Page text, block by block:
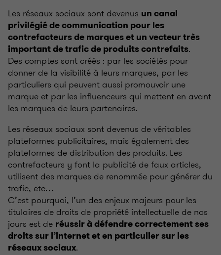
Les réseaux sociaux sont devenus un canal
privilégié de communication pour les
contrefacteurs de marques et un vecteur très
important de trafic de produits contrefaits.
Des comptes sont créés : par les sociétés pour
donner de la visibilité à leurs marques, par les
particuliers qui peuvent aussi promouvoir une
marque et par les influenceurs qui mettent en avant
les marques de leurs partenaires.
Les réseaux sociaux sont devenus de véritables
plateformes publicitaires, mais également des
plateformes de distribution des produits. Les
contrefacteurs y font la publicité de faux articles,
utilisent des marques de renommée pour générer du
trafic, etc…
C’est pourquoi, l’un des enjeux majeurs pour les
titulaires de droits de propriété intellectuelle de nos
jours est de réussir à défendre correctement ses
droits sur l’internet et en particulier sur les
réseaux sociaux.